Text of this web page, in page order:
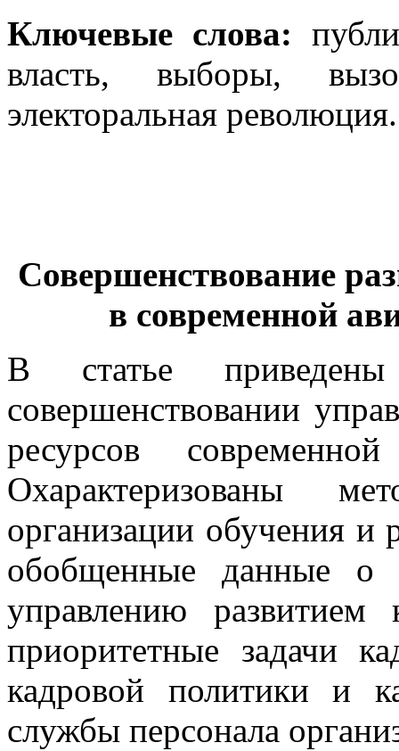
Ключевые слова:
власть, выборы,
электоральная революция.
Совершенствование
в современной
В статье
совершенствовании
ресурсов
Охарактеризованы
организации обучения и
обобщенные данные о
управлению развитием
приоритетные задачи
кадровой политики и
службы персонала